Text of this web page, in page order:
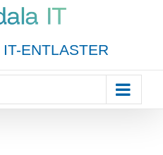
ENTLASTER